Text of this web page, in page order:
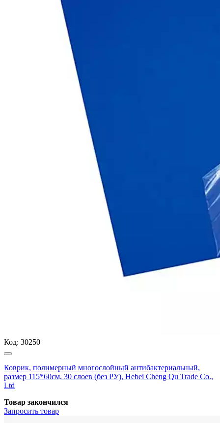
Код: 30250
Коврик, полимерный многослойный антибактериальный,
размер 115*60см, 30 слоев (без РУ), Hebei Cheng Qu Trade Co.,
Ltd
Товар закончился
Запросить товар